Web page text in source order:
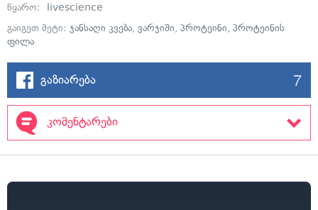
წყარო: livescience
გაიგეთ მეტი: ჯანსაღი კვება, ვარჯიში, პროტეინი, პროტეინის
ფილა
გაზიარება 7
კომენტარები